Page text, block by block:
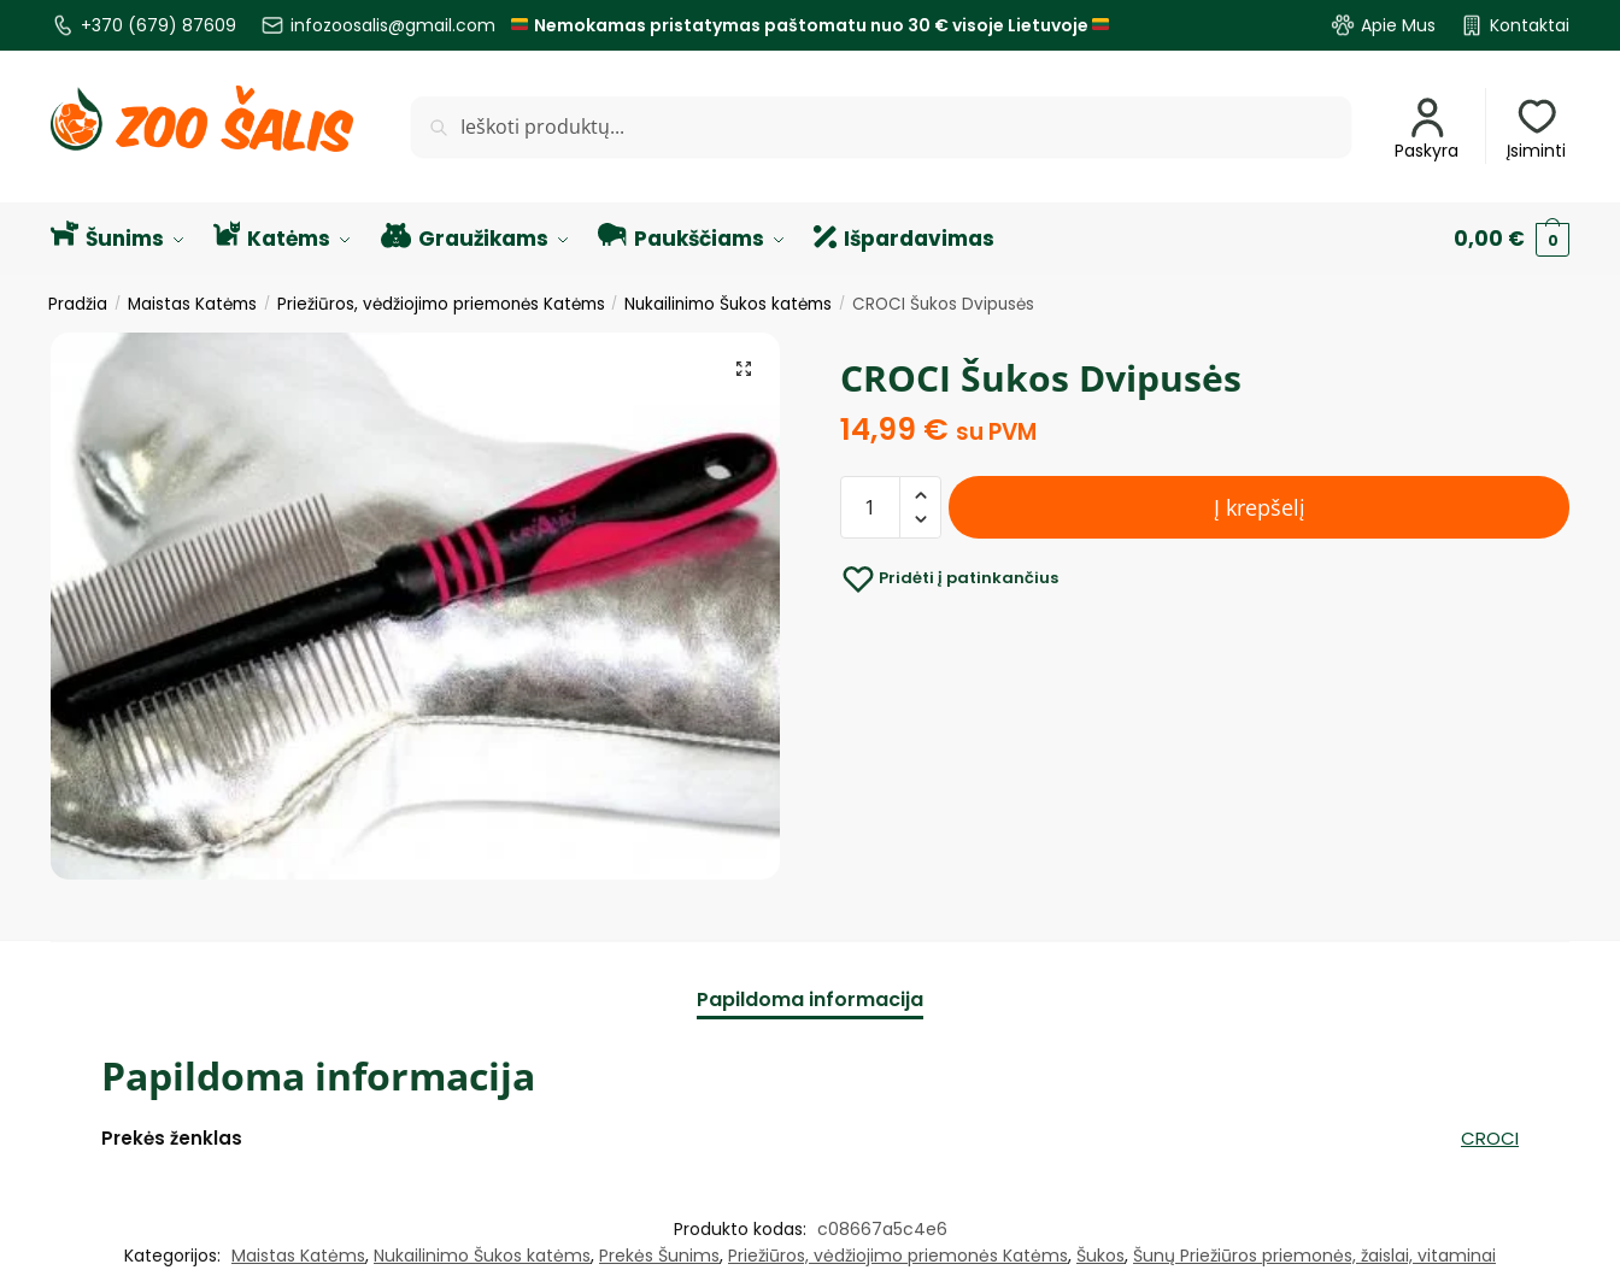
+370 (679) 87609 infozoosalis@gmail.com Nemokamas pristatymas paštomatu nuo 30 € visoje Lietuvoje Apie Mus Kontaktai
Paskyra Įsiminti
Šunims Katėms Graužikams Paukščiams Išpardavimas 0,00 € 0
Pradžia / Maistas Katėms / Priežiūros, vėdžiojimo priemonės Katėms / Nukailinimo Šukos katėms / CROCI Šukos Dvipusės
CROCI Šukos Dvipusės
14,99 € su PVM
Į krepšelį
Pridėti į patinkančius
Papildoma informacija
Papildoma informacija
Prekės ženklas CROCI
Produkto kodas: c08667a5c4e6
Kategorijos: Maistas Katėms, Nukailinimo Šukos katėms, Prekės Šunims, Priežiūros, vėdžiojimo priemonės Katėms, Šukos, Šunų Priežiūros priemonės, žaislai, vitaminai